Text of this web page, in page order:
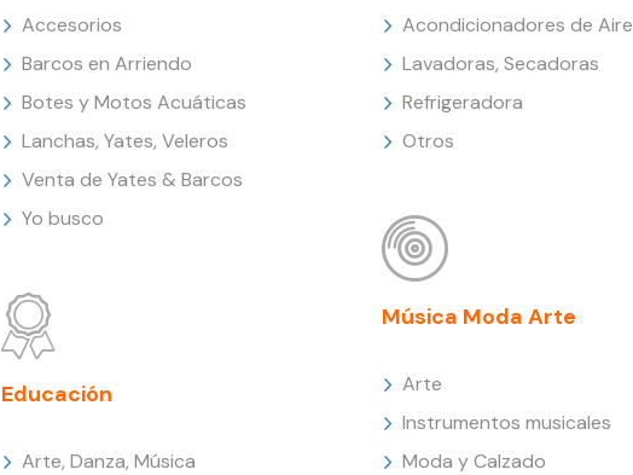
Accesorios
Barcos en Arriendo
Botes y Motos Acuáticas
Lanchas, Yates, Veleros
Venta de Yates & Barcos
Yo busco
Educación
Arte, Danza, Música
Acondicionadores de Aire
Lavadoras, Secadoras
Refrigeradora
Otros
Música Moda Arte
Arte
Instrumentos musicales
Moda y Calzado